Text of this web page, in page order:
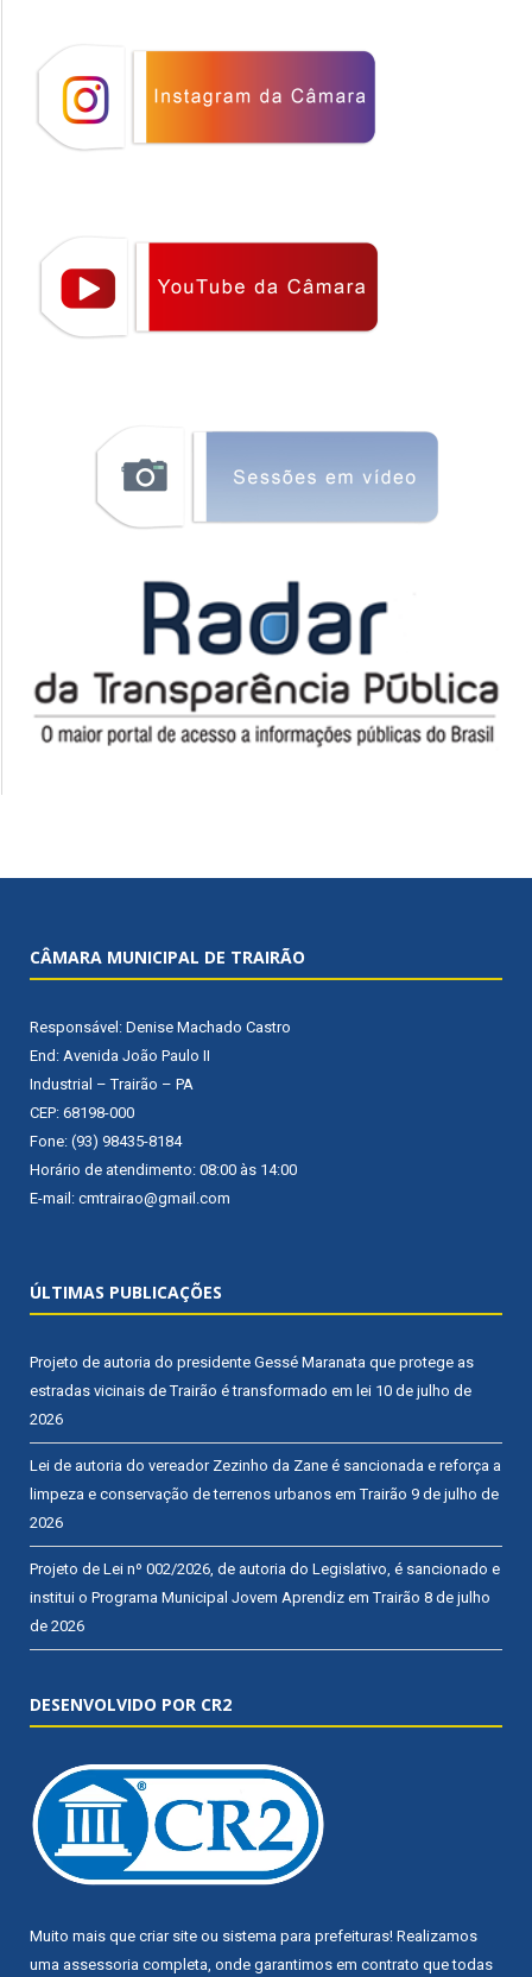
CÂMARA MUNICIPAL DE TRAIRÃO
Responsável: Denise Machado Castro
End: Avenida João Paulo II
Industrial – Trairão – PA
CEP: 68198-000
Fone: (93) 98435-8184
Horário de atendimento: 08:00 às 14:00
E-mail: cmtrairao@gmail.com
ÚLTIMAS PUBLICAÇÕES
Projeto de autoria do presidente Gessé Maranata que protege as
estradas vicinais de Trairão é transformado em lei 10 de julho de
2026
Lei de autoria do vereador Zezinho da Zane é sancionada e reforça a
limpeza e conservação de terrenos urbanos em Trairão 9 de julho de
2026
Projeto de Lei nº 002/2026, de autoria do Legislativo, é sancionado e
institui o Programa Municipal Jovem Aprendiz em Trairão 8 de julho
de 2026
DESENVOLVIDO POR CR2
Muito mais que criar site ou sistema para prefeituras! Realizamos
uma assessoria completa, onde garantimos em contrato que todas